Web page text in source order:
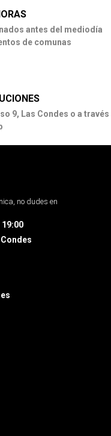
antes del mediodía
de comunas
9, Las Condes o a través
no dudes en
19:00